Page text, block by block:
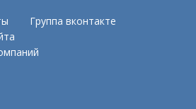
Группа вконтакте